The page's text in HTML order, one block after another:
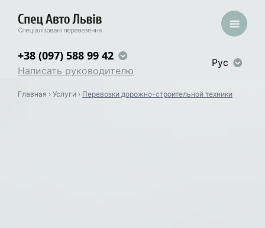
+38 (097) 588 99 42
Написать руководителю
Рус
Главная › Услуги › Перевозки дорожно-строительной техники